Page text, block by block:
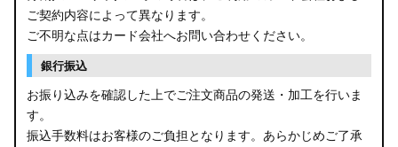
ご契約内容によって異なります。
ご不明な点はカード会社へお問い合わせください。
銀行振込
お振り込みを確認した上でご注文商品の発送・加工を行いま
す。
振込手数料はお客様のご負担となります。あらかじめご了承